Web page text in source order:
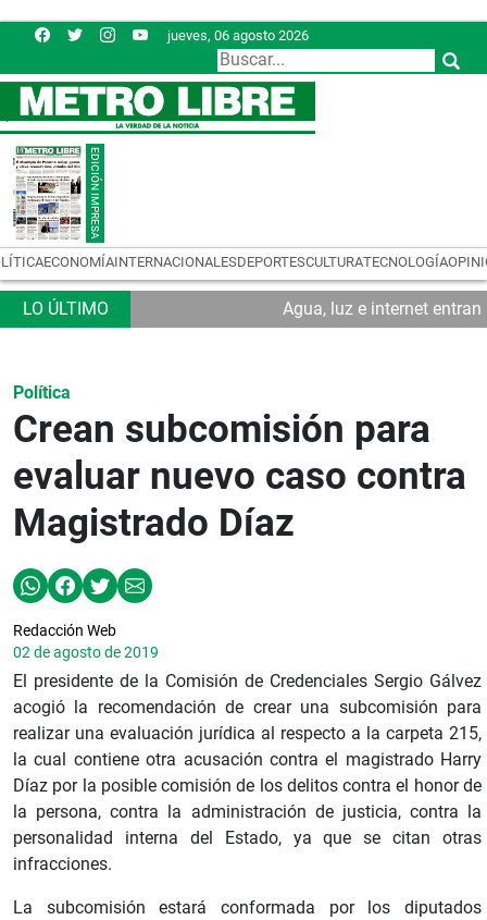
jueves, 06 agosto 2026
ECONOMÍAINTERNACIONALESDEPORTESCULTURATECNOLOGÍA
Agua, luz e internet
Política
Crean subcomisión para
evaluar nuevo caso contra
Magistrado Díaz
Redacción Web
02 de agosto de 2019
El presidente de la Comisión de Credenciales Sergio Gálvez
acogió la recomendación de crear una subcomisión para
realizar una evaluación jurídica al respecto a la carpeta 215,
la cual contiene otra acusación contra el magistrado Harry
Díaz por la posible comisión de los delitos contra el honor de
la persona, contra la administración de justicia, contra la
personalidad interna del Estado, ya que se citan otras
infracciones.
La subcomisión estará conformada por los diputados